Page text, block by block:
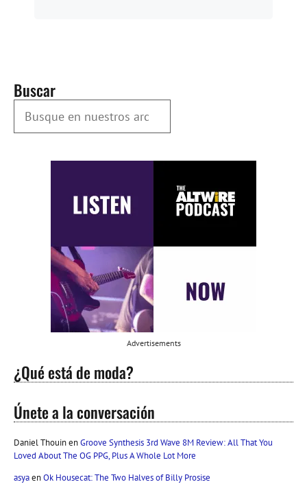
Buscar
Busque en nuestros Archivos
Advertisements
¿Qué está de moda?
Únete a la conversación
Daniel ThouinenGroove Synthesis 3rd Wave 8M Review: All That You
Loved About The OG PPG, Plus A Whole Lot More
asyaenOk Housecat: The Two Halves of Billy Prosise